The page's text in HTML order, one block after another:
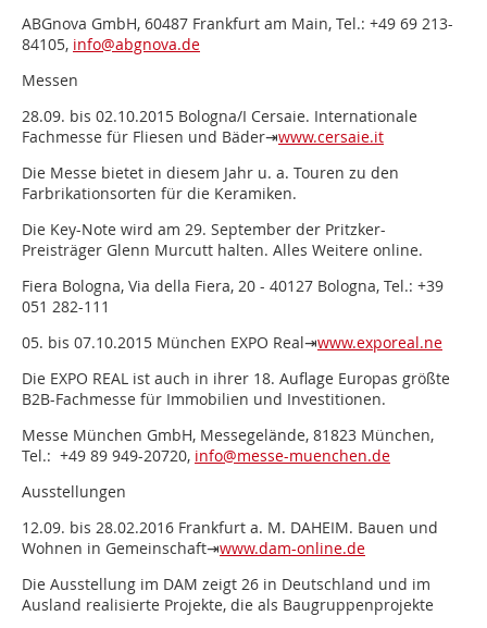
ABGnova GmbH, 60487 Frankfurt am Main, Tel.: +49 69 213-
84105, info@abgnova.de
Messen
28.09. bis 02.10.2015 Bologna/I Cersaie. Internationale
Fachmesse für Fliesen und Bäder⇥www.cersaie.it
Die Messe bietet in diesem Jahr u. a. Touren zu den
Farbrikationsorten für die Keramiken.
Die Key-Note wird am 29. September der Pritzker-
Preisträger Glenn Murcutt halten. Alles Weitere online.
Fiera Bologna, Via della Fiera, 20 - 40127 Bologna, Tel.: +39
051 282-111
05. bis 07.10.2015 München EXPO Real⇥www.exporeal.ne
Die EXPO REAL ist auch in ihrer 18. Auflage Europas größte
B2B-Fachmesse für Immobilien und Investitionen.
Messe München GmbH, Messegelände, 81823 München,
Tel.: +49 89 949-20720, info@messe-muenchen.de
Ausstellungen
12.09. bis 28.02.2016 Frankfurt a. M. DAHEIM. Bauen und
Wohnen in Gemeinschaft⇥www.dam-online.de
Die Ausstellung im DAM zeigt 26 in Deutschland und im
Ausland realisierte Projekte, die als Baugruppenprojekte